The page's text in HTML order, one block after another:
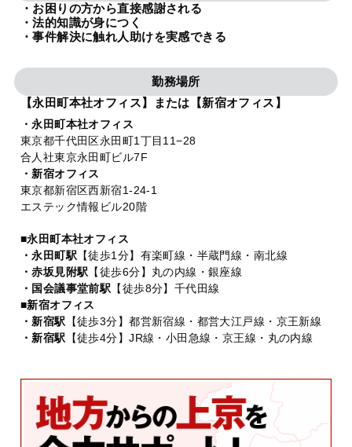
・お困りの方から直接感謝される
・法的知識が身につく
・事件解決に触れ人助けを実感できる
勤務場所
【永田町本社オフィス】または【新宿オフィス】
・永田町本社オフィス
東京都千代田区永田町1丁目11−28
合人社東京永田町ビル7F
・新宿オフィス
東京都新宿区西新宿1-24-1
エステック情報ビル20階
■永田町本社オフィス
・永田町駅 【徒歩1分】有楽町線・半蔵門線・南北線
・赤坂見附駅 【徒歩6分】丸の内線・銀座線
・国会議事堂前駅 【徒歩8分】千代田線
■新宿オフィス
・新宿駅 【徒歩3分】都営新宿線・都営大江戸線・京王新線
・新宿駅 【徒歩4分】JR線・小田急線・京王線・丸の内線